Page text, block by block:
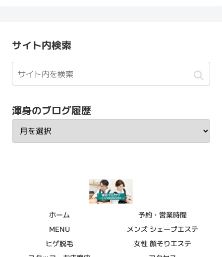
サイト内検索
渾身のブログ履歴
ホーム
予約・営業時間
MENU
メンズ シェーブエステ
ヒゲ脱毛
女性 顔そりエステ